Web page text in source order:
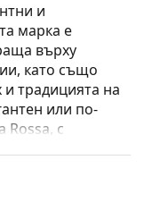
и
марка е
върху
като също
и традицията на
или по-
Rossa, с
винаги ще